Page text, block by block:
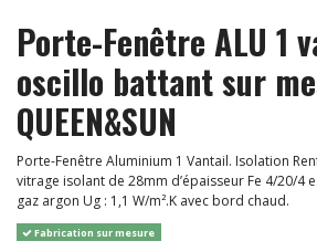
Porte-Fenêtre ALU 1
oscillo battant sur
QUEEN&SUN
Porte-Fenêtre Aluminium 1 Vantail. Isolation
vitrage isolant de 28mm d’épaisseur Fe 4/20/4
gaz argon Ug : 1,1 W/m².K avec bord chaud.
Fabrication sur mesure